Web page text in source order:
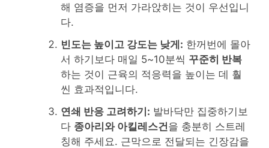
해 염증을 먼저 가라앉히는 것이 우선입니
다.
빈도는 높이고 강도는 낮게: 한꺼번에 몰아
서 하기보다 매일 5~10분씩 꾸준히 반복
하는 것이 근육의 적응력을 높이는 데 훨
씬 효과적입니다.
연쇄 반응 고려하기: 발바닥만 집중하기보
다 종아리와 아킬레스건을 충분히 스트레
칭해 주세요. 근막으로 전달되는 긴장감을